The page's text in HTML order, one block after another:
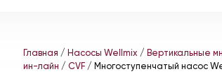
Главная / Насосы Wellmix/ Вертикальные
ин-лайн / CVF/ Многоступенчатый насос